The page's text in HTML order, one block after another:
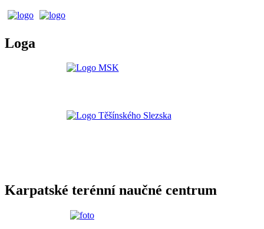
Loga
Karpatské terénní naučné centrum